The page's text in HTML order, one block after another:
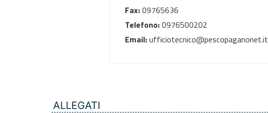
Fax:09765636
Telefono:0976500202
Email:ufficiotecnico@pescopaganonet.it
ALLEGATI